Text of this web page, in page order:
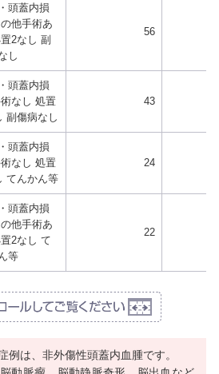
頭蓋内損
他手術あ
2なし 副
し
56
頭蓋内損
なし 処置
副傷病なし
43
頭蓋内損
なし 処置
てんかん等
24
頭蓋内損
他手術あ
2なし て
等
22
例は、非外傷性頭蓋内血腫です。